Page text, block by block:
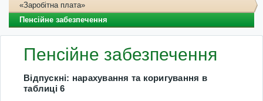
«Заробітна плата»
Пенсійне забезпечення
Пенсійне забезпечення
Відпускні: нарахування та коригування в
таблиці 6